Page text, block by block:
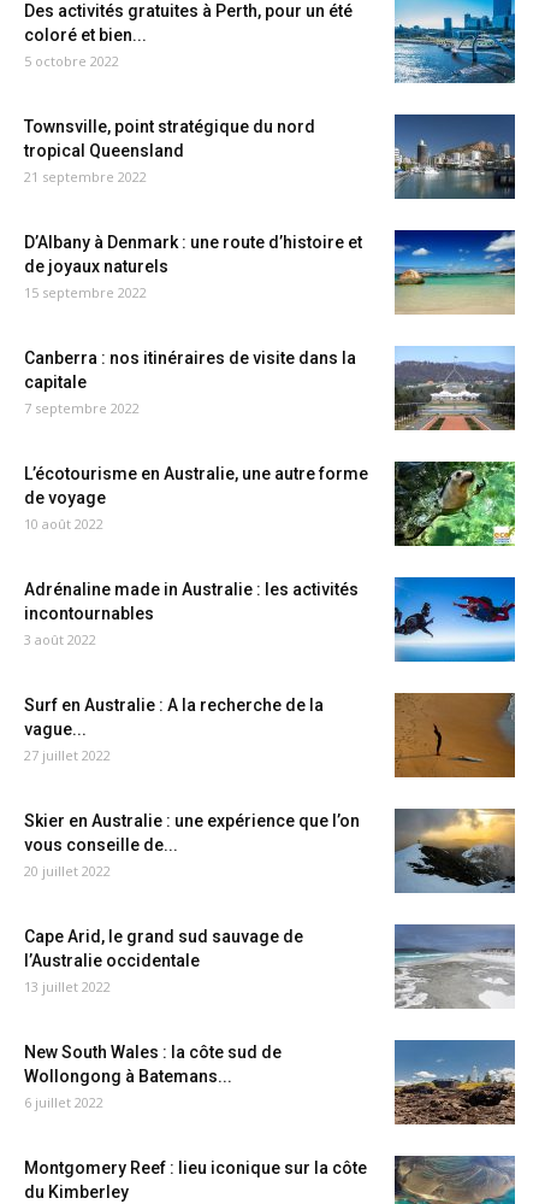
Des activités gratuites à Perth, pour un été
coloré et bien...
5 octobre 2022
Townsville, point stratégique du nord
tropical Queensland
21 septembre 2022
D’Albany à Denmark : une route d’histoire et
de joyaux naturels
15 septembre 2022
Canberra : nos itinéraires de visite dans la
capitale
7 septembre 2022
L’écotourisme en Australie, une autre forme
de voyage
10 août 2022
Adrénaline made in Australie : les activités
incontournables
3 août 2022
Surf en Australie : A la recherche de la
vague...
27 juillet 2022
Skier en Australie : une expérience que l’on
vous conseille de...
20 juillet 2022
Cape Arid, le grand sud sauvage de
l’Australie occidentale
13 juillet 2022
New South Wales : la côte sud de
Wollongong à Batemans...
6 juillet 2022
Montgomery Reef : lieu iconique sur la côte
du Kimberley